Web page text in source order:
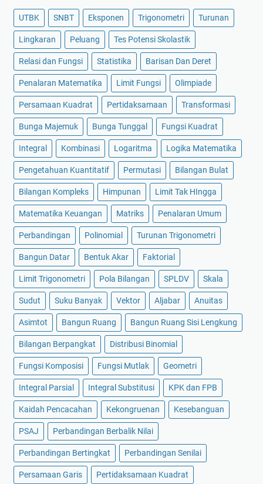
UTBK SNBT Eksponen Trigonometri Turunan
Lingkaran Peluang Tes Potensi Skolastik
Relasi dan Fungsi Statistika Barisan Dan Deret
Penalaran Matematika Limit Fungsi Olimpiade
Persamaan Kuadrat Pertidaksamaan Transformasi
Bunga Majemuk Bunga Tunggal Fungsi Kuadrat
Integral Kombinasi Logaritma Logika Matematika
Pengetahuan Kuantitatif Permutasi Bilangan Bulat
Bilangan Kompleks Himpunan Limit Tak HIngga
Matematika Keuangan Matriks Penalaran Umum
Perbandingan Polinomial Turunan Trigonometri
Bangun Datar Bentuk Akar Faktorial
Limit Trigonometri Pola Bilangan SPLDV Skala
Sudut Suku Banyak Vektor Aljabar Anuitas
Asimtot Bangun Ruang Bangun Ruang Sisi Lengkung
Bilangan Berpangkat Distribusi Binomial
Fungsi Komposisi Fungsi Mutlak Geometri
Integral Parsial Integral Substitusi KPK dan FPB
Kaidah Pencacahan Kekongruenan Kesebanguan
PSAJ Perbandingan Berbalik Nilai
Perbandingan Bertingkat Perbandingan Senilai
Persamaan Garis Pertidaksamaan Kuadrat